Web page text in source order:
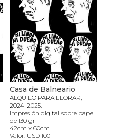
Casa de Balneario
ALQUILO PARA LLORAR, –
2024-2025.
Impresión digital sobre papel
de 130 gr
42cm x 60cm.
Valor: USD 100